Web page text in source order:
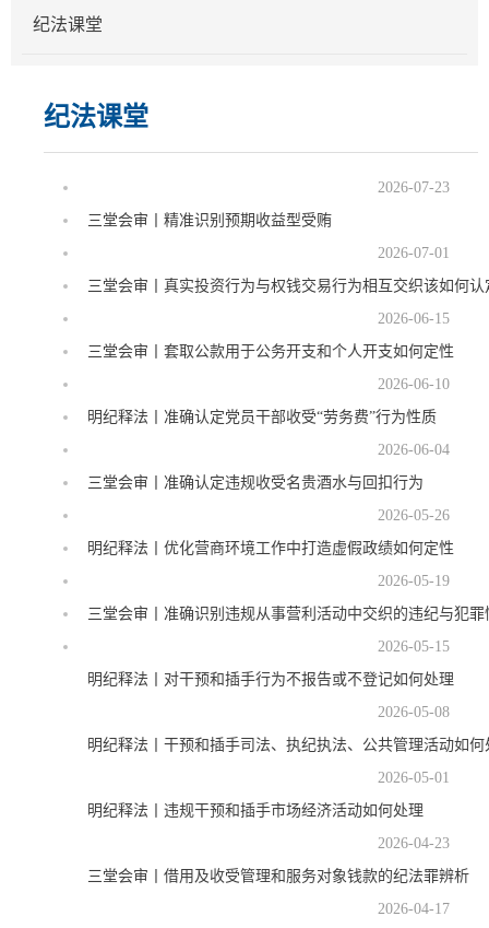
纪法课堂
纪法课堂
2026-07-23
三堂会审丨精准识别预期收益型受贿
2026-07-01
三堂会审丨真实投资行为与权钱交易行为相互交织该如何认
2026-06-15
三堂会审丨套取公款用于公务开支和个人开支如何定性
2026-06-10
明纪释法丨准确认定党员干部收受“劳务费”行为性质
2026-06-04
三堂会审丨准确认定违规收受名贵酒水与回扣行为
2026-05-26
明纪释法丨优化营商环境工作中打造虚假政绩如何定性
2026-05-19
三堂会审丨准确识别违规从事营利活动中交织的违纪与犯罪
2026-05-15
明纪释法丨对干预和插手行为不报告或不登记如何处理
2026-05-08
明纪释法丨干预和插手司法、执纪执法、公共管理活动如何
2026-05-01
明纪释法丨违规干预和插手市场经济活动如何处理
2026-04-23
三堂会审丨借用及收受管理和服务对象钱款的纪法罪辨析
2026-04-17